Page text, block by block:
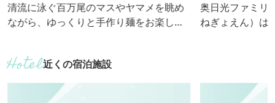
清流に泳ぐ百万尾のマスやヤマメを眺め
ながら、ゆっくりと手作り麺をお楽しみ
奥日光ファミリ
ねぎょえん）は
しめ、釣った魚
召し上がりい
近くの宿泊施設